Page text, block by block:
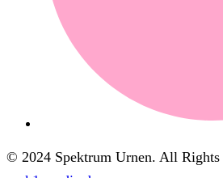
© 2024 Spektrum Urnen. All Rights